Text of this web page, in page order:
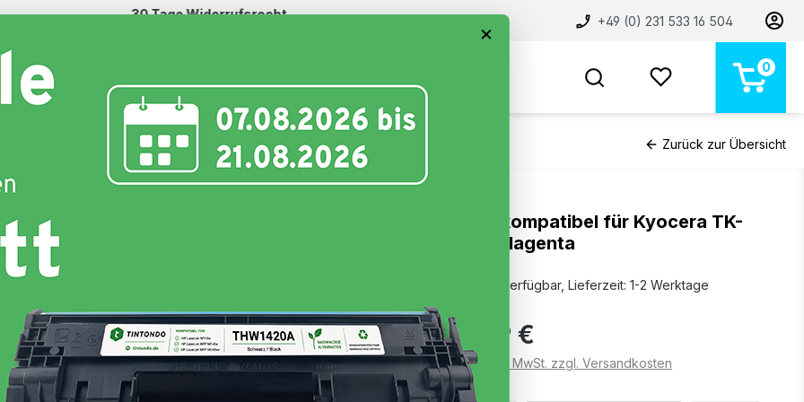
30 Tage Widerrufsrecht +49 (0) 231 533 16 504
0
Toner
Zurück zur Übersicht
Hersteller :
Grundpreis:
Produkttyp:
Weitere Variationen:
29,99 €
inkl. 19% MwSt. Versand
Toner kompatibel für Kyocera TK-
5450 Magenta
Sofort verfügbar, Lieferzeit: 1-2 Werktage
29,99 €
Preise inkl. MwSt. zzgl. Versandkosten
STORE
×